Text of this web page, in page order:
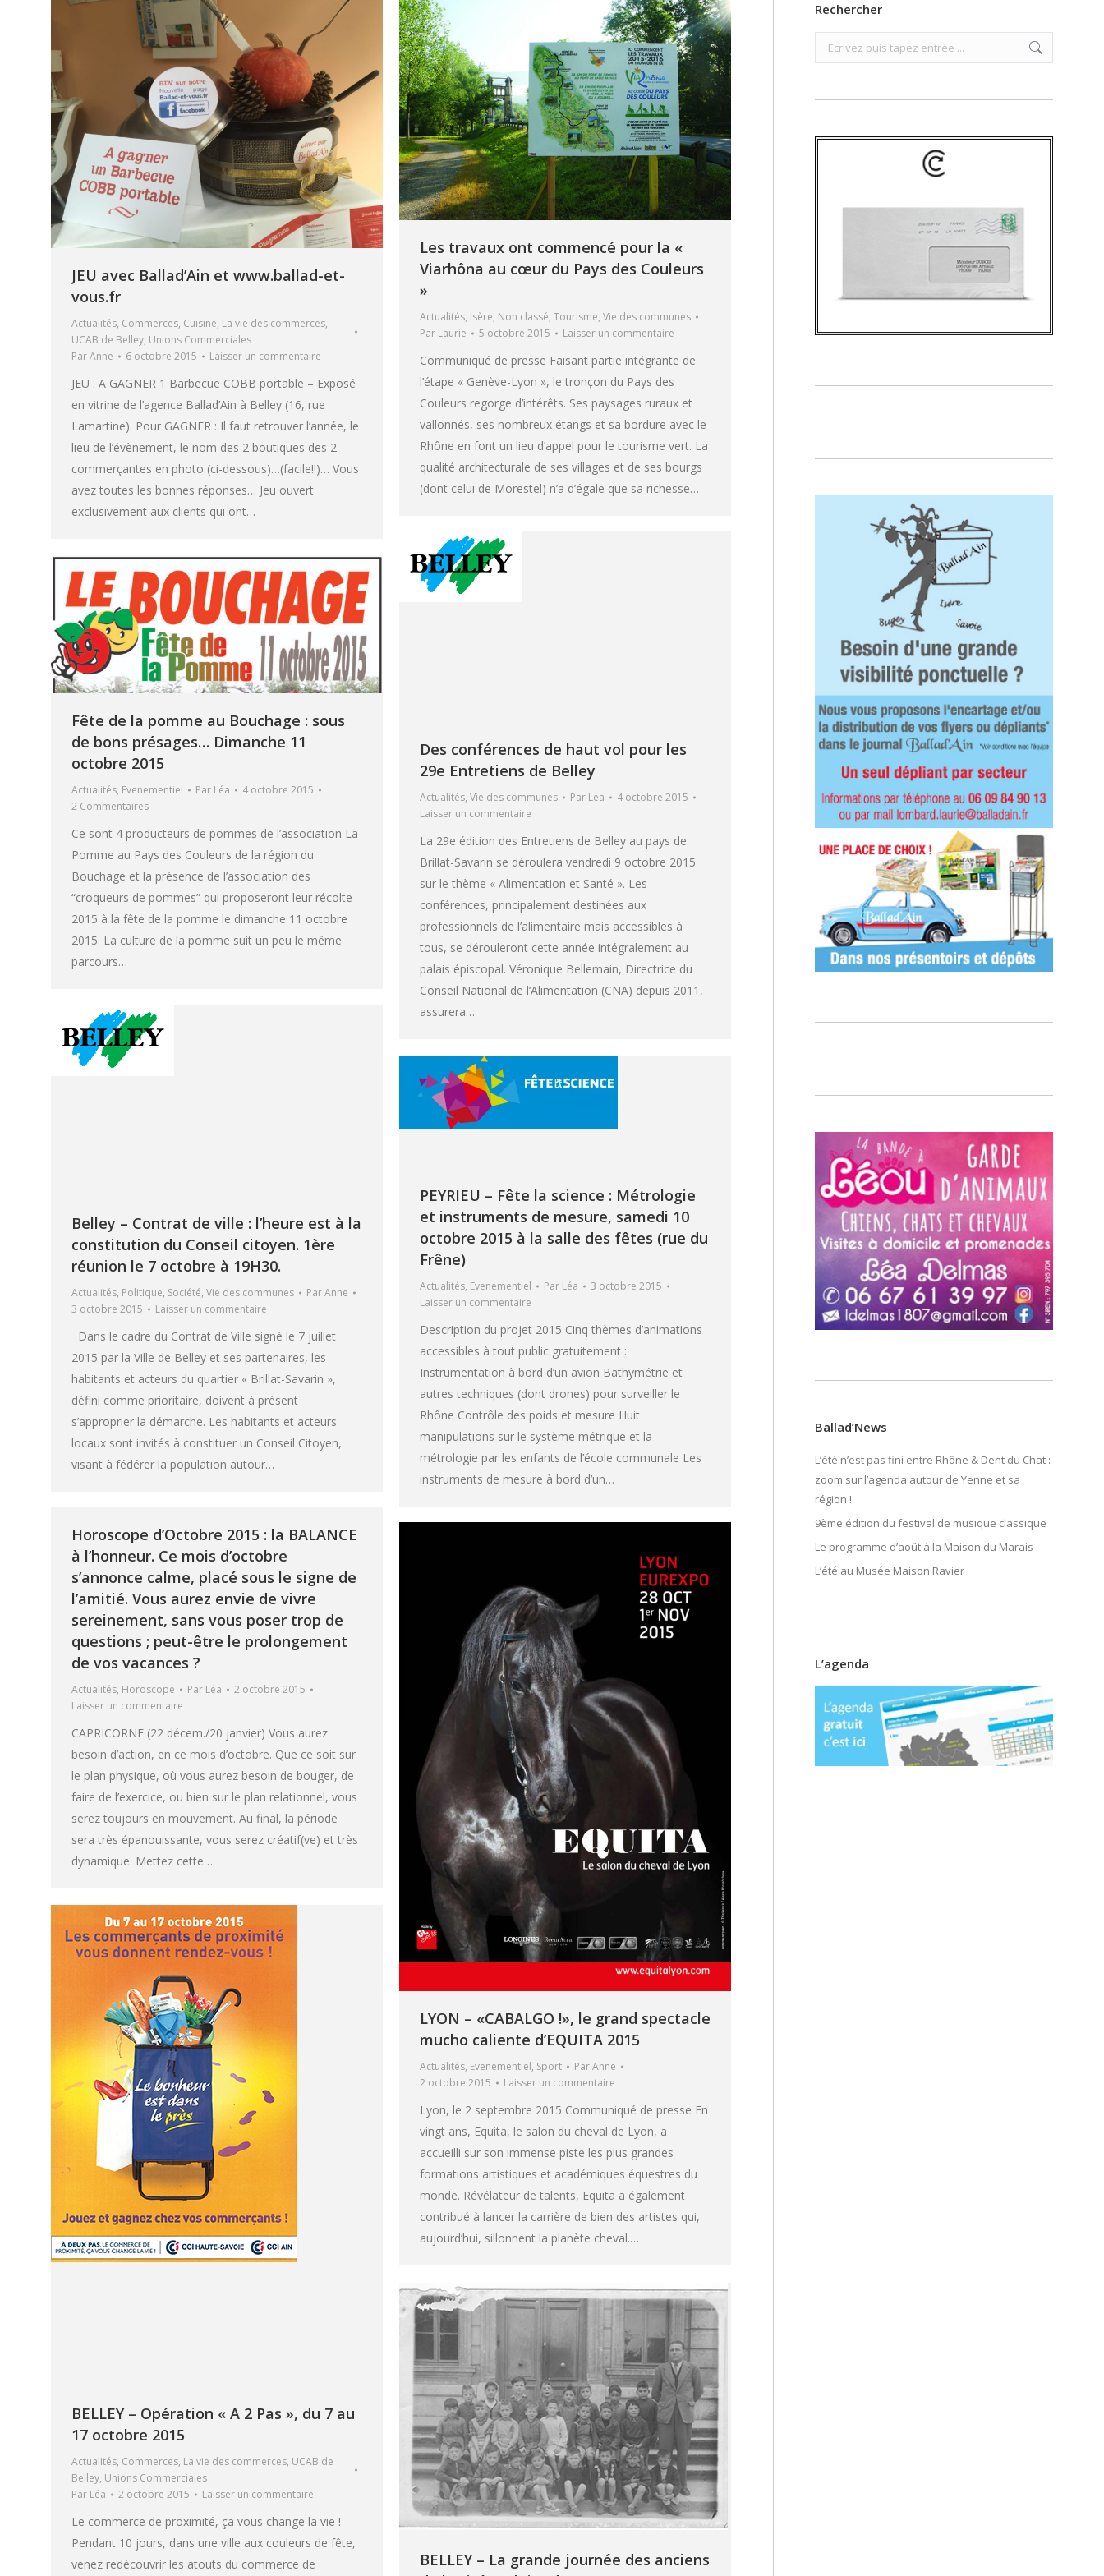
JEU avec Ballad’Ain et www.ballad-et-
vous.fr
Actualités, Commerces, Cuisine, La vie des commerces,
UCAB de Belley, Unions Commerciales
ParAnne 6 octobre 2015 Laisser un commentaire
JEU : A GAGNER 1 Barbecue COBB portable – Exposé
en vitrine de l’agence Ballad’Ain à Belley (16, rue
Lamartine). Pour GAGNER : Il faut retrouver l’année, le
lieu de l’évènement, le nom des 2 boutiques des 2
commerçantes en photo (ci-dessous)…(facile!!)… Vous
avez toutes les bonnes réponses… Jeu ouvert
exclusivement aux clients qui ont…
Les travaux ont commencé pour la «
Viarhôna au cœur du Pays des Couleurs
»
Actualités, Isère, Non classé, Tourisme, Vie des communes
Par Laurie 5 octobre 2015 Laisser un commentaire
Communiqué de presse Faisant partie intégrante de
l’étape « Genève-Lyon », le tronçon du Pays des
Couleurs regorge d’intérêts. Ses paysages ruraux et
vallonnés, ses nombreux étangs et sa bordure avec le
Rhône en font un lieu d’appel pour le tourisme vert. La
qualité architecturale de ses villages et de ses bourgs
(dont celui de Morestel) n’a d’égale que sa richesse…
Des conférences de haut vol pour les
29e Entretiens de Belley
Actualités, Vie des communes Par Léa
4 octobre 2015
Laisser un commentaire
La 29e édition des Entretiens de Belley au pays de
Brillat-Savarin se déroulera vendredi 9 octobre 2015
sur le thème « Alimentation et Santé ». Les
conférences, principalement destinées aux
professionnels de l’alimentaire mais accessibles à
tous, se dérouleront cette année intégralement au
palais épiscopal. Véronique Bellemain, Directrice du
Conseil National de l’Alimentation (CNA) depuis 2011,
assurera…
Fête de la pomme au Bouchage : sous
de bons présages… Dimanche 11
octobre 2015
Actualités, Evenementiel Par Léa
4 octobre 2015
2 Commentaires
Ce sont 4 producteurs de pommes de l’association La
Pomme au Pays des Couleurs de la région du
Bouchage et la présence de l’association des
“croqueurs de pommes” qui proposeront leur récolte
2015 à la fête de la pomme le dimanche 11 octobre
2015. La culture de la pomme suit un peu le même
parcours…
Belley – Contrat de ville : l’heure est à la
constitution du Conseil citoyen. 1ère
réunion le 7 octobre à 19H30.
Actualités, Politique, Société, Vie des communes ParAnne
3 octobre 2015
Laisser un commentaire
Dans le cadre du Contrat de Ville signé le 7 juillet
2015 par la Ville de Belley et ses partenaires, les
habitants et acteurs du quartier « Brillat-Savarin »,
défini comme prioritaire, doivent à présent
s’approprier la démarche. Les habitants et acteurs
locaux sont invités à constituer un Conseil Citoyen,
visant à fédérer la population autour…
PEYRIEU – Fête la science : Métrologie
et instruments de mesure, samedi 10
octobre 2015 à la salle des fêtes (rue du
Frêne)
Actualités, Evenementiel Par Léa
3 octobre 2015
Laisser un commentaire
Description du projet 2015 Cinq thèmes d’animations
accessibles à tout public gratuitement :
Instrumentation à bord d’un avion Bathymétrie et
autres techniques (dont drones) pour surveiller le
Rhône Contrôle des poids et mesure Huit
manipulations sur le système métrique et la
métrologie par les enfants de l’école communale Les
instruments de mesure à bord d’un…
Horoscope d’Octobre 2015 : la BALANCE
à l’honneur. Ce mois d’octobre
s’annonce calme, placé sous le signe de
l’amitié. Vous aurez envie de vivre
sereinement, sans vous poser trop de
questions ; peut-être le prolongement
de vos vacances ?
Actualités, Horoscope Par Léa
2 octobre 2015
Laisser un commentaire
CAPRICORNE (22 décem./20 janvier) Vous aurez
besoin d’action, en ce mois d’octobre. Que ce soit sur
le plan physique, où vous aurez besoin de bouger, de
faire de l’exercice, ou bien sur le plan relationnel, vous
serez toujours en mouvement. Au final, la période
sera très épanouissante, vous serez créatif(ve) et très
dynamique. Mettez cette…
LYON – «CABALGO !», le grand spectacle
mucho caliente d’EQUITA 2015
Actualités, Evenementiel, Sport ParAnne
2 octobre 2015
Laisser un commentaire
Lyon, le 2 septembre 2015 Communiqué de presse En
vingt ans, Equita, le salon du cheval de Lyon, a
accueilli sur son immense piste les plus grandes
formations artistiques et académiques équestres du
monde. Révélateur de talents, Equita a également
contribué à lancer la carrière de bien des artistes qui,
aujourd’hui, sillonnent la planète cheval.…
BELLEY – Opération « A 2 Pas », du 7 au
17 octobre 2015
Actualités, Commerces, La vie des commerces, UCAB de
Belley, Unions Commerciales
Par Léa 2 octobre 2015 Laisser un commentaire
Le commerce de proximité, ça vous change la vie !
Pendant 10 jours, dans une ville aux couleurs de fête,
venez redécouvrir les atouts du commerce de
BELLEY – La grande journée des anciens
Rechercher
Search:
Ballad’News
L’été n’est pas fini entre Rhône & Dent du Chat :
zoom sur l’agenda autour de Yenne et sa
région !
9ème édition du festival de musique classique
Le programme d’août à la Maison du Marais
L’été au Musée Maison Ravier
L’agenda